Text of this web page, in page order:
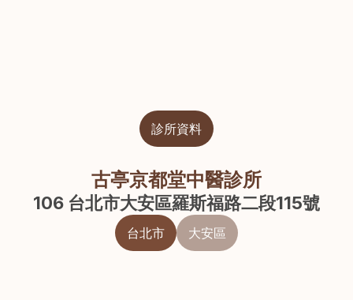
診所資料
古亭京都堂中醫診所
106 台北市大安區羅斯福路二段115號
台北市 大安區